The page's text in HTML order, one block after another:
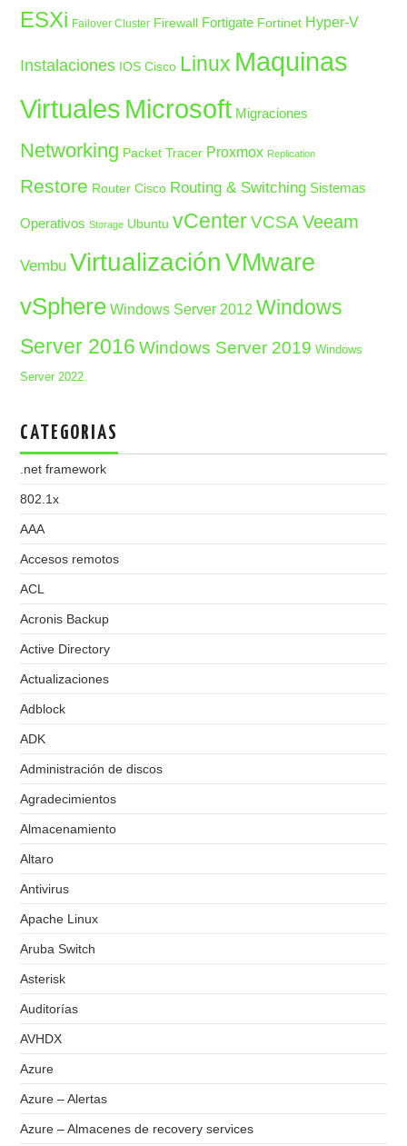
ESXi Failover Cluster Firewall Fortigate Fortinet Hyper-V
Instalaciones IOS Cisco Linux Maquinas
Virtuales Microsoft Migraciones
Networking Packet Tracer Proxmox Replication
Restore Router Cisco Routing & Switching Sistemas
Operativos Storage Ubuntu vCenter VCSA Veeam
Vembu Virtualización VMware
vSphere Windows Server 2012 Windows
Server 2016 Windows Server 2019 Windows
Server 2022
CATEGORIAS
.net framework
802.1x
AAA
Accesos remotos
ACL
Acronis Backup
Active Directory
Actualizaciones
Adblock
ADK
Administración de discos
Agradecimientos
Almacenamiento
Altaro
Antivirus
Apache Linux
Aruba Switch
Asterisk
Auditorías
AVHDX
Azure
Azure – Alertas
Azure – Almacenes de recovery services